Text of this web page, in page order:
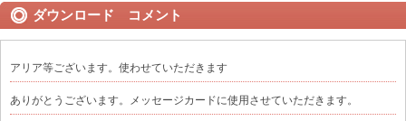
ダウンロード コメント
アリア等ございます。使わせていただきます
ありがとうございます。メッセージカードに使用させていただきます。